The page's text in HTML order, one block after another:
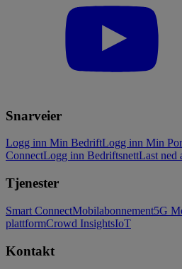
Snarveier
Logg inn Min BedriftLogg inn Min
ConnectLogg inn BedriftsnettLast ned
Tjenester
Smart ConnectMobilabonnement5G
plattformCrowd InsightsIoT
Kontakt